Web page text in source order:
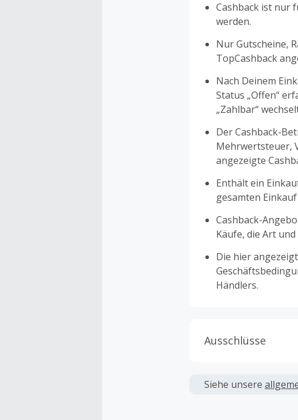
Cashback ist nur
werden.
Nur Gutscheine,
TopCashback
Nach Deinem
Status „Offen“
„Zahlbar“
Der Cashback-
Mehrwertsteuer,
angezeigte
Enthält ein
gesamten
Cashback-
Käufe, die Art
Die hier
Händlers.
Ausschlüsse
verwendet
Siehe unsere